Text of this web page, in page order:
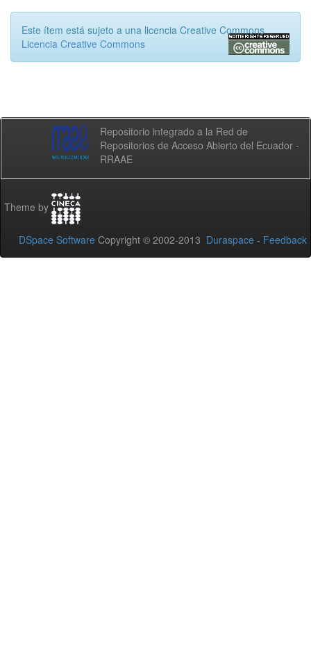
Este ítem está sujeto a una licencia Creative Commons
Licencia Creative Commons
Repositorio integrado a la Red de
Repositorios de Acceso Abierto del Ecuador -
RRAAE
Theme by
DSpace Software Copyright © 2002-2013 Duraspace - Feedback